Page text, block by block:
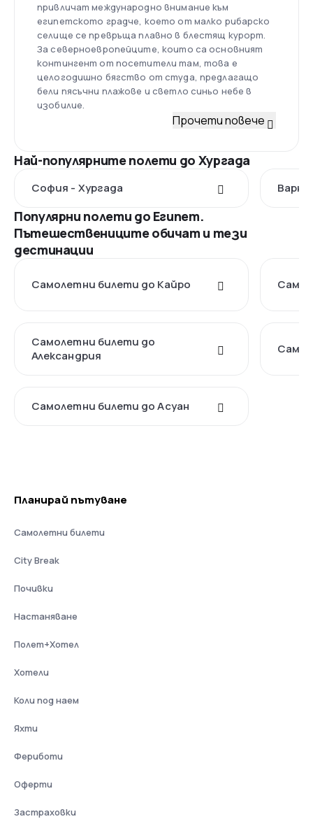
привличат международно внимание към
египетското градче, което от малко рибарско
селище се превръща плавно в блестящ курорт.
За северноевропейците, които са основният
контингент от посетители там, това е
целогодишно бягство от студа, предлагащо
бели пясъчни плажове и светло синьо небе в
изобилие.
Прочети повече
Най-популярните полети до Хургада
София - Хургада Варна
Популярни полети до Египет.
Пътешествениците обичат и тези
дестинации
Самолетни билети до Кайро
Самолетни билети до
Александрия
Самолетни билети до Асуан
Планирай пътуване
Самолетни билети
City Break
Почивки
Настаняване
Полет+Хотел
Хотели
Коли под наем
Яхти
Фериботи
Оферти
Застраховки